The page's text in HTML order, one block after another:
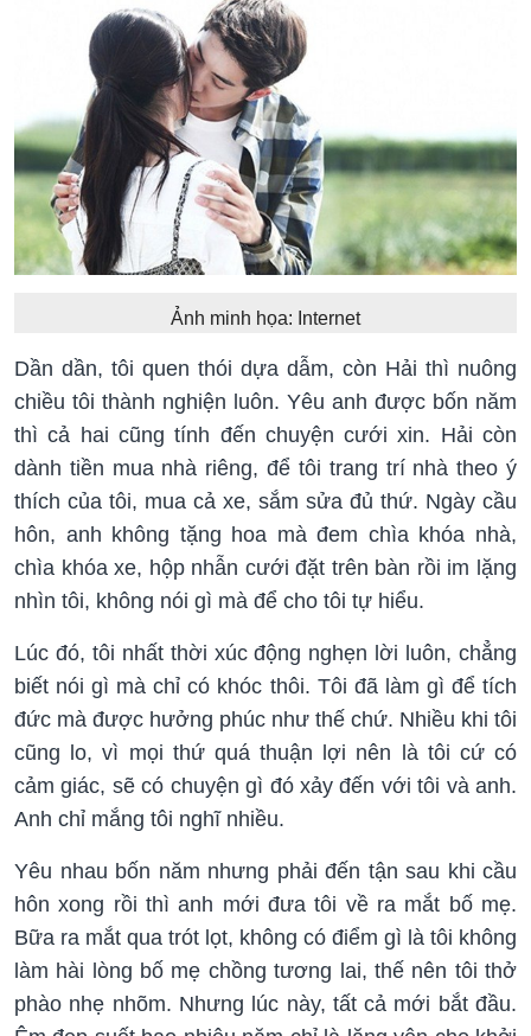
Ảnh minh họa: Internet
Dần dần, tôi quen thói dựa dẫm, còn Hải thì nuông
chiều tôi thành nghiện luôn. Yêu anh được bốn năm
thì cả hai cũng tính đến chuyện cưới xin. Hải còn
dành tiền mua nhà riêng, để tôi trang trí nhà theo ý
thích của tôi, mua cả xe, sắm sửa đủ thứ. Ngày cầu
hôn, anh không tặng hoa mà đem chìa khóa nhà,
chìa khóa xe, hộp nhẫn cưới đặt trên bàn rồi im lặng
nhìn tôi, không nói gì mà để cho tôi tự hiểu.
Lúc đó, tôi nhất thời xúc động nghẹn lời luôn, chẳng
biết nói gì mà chỉ có khóc thôi. Tôi đã làm gì để tích
đức mà được hưởng phúc như thế chứ. Nhiều khi tôi
cũng lo, vì mọi thứ quá thuận lợi nên là tôi cứ có
cảm giác, sẽ có chuyện gì đó xảy đến với tôi và anh.
Anh chỉ mắng tôi nghĩ nhiều.
Yêu nhau bốn năm nhưng phải đến tận sau khi cầu
hôn xong rồi thì anh mới đưa tôi về ra mắt bố mẹ.
Bữa ra mắt qua trót lọt, không có điểm gì là tôi không
làm hài lòng bố mẹ chồng tương lai, thế nên tôi thở
phào nhẹ nhõm. Nhưng lúc này, tất cả mới bắt đầu.